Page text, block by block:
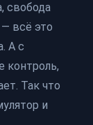
свобода
всё это
А с
контроль,
Так что
и